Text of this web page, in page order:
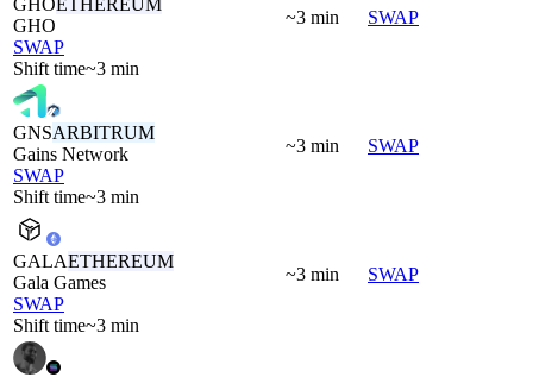
GHO
SWAP
Shift time~3 min
~3 min SWAP
GNSARBITRUM
Gains Network
SWAP
Shift time~3 min
~3 min SWAP
GALAETHEREUM
Gala Games
SWAP
Shift time~3 min
~3 min SWAP